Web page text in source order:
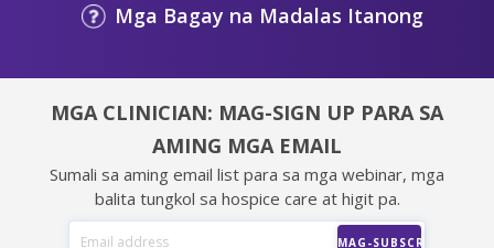
Mga Bagay na Madalas Itanong
MGA CLINICIAN: MAG-SIGN UP PARA SA
AMING MGA EMAIL
Sumali sa aming email list para sa mga webinar, mga
balita tungkol sa hospice care at higit pa.